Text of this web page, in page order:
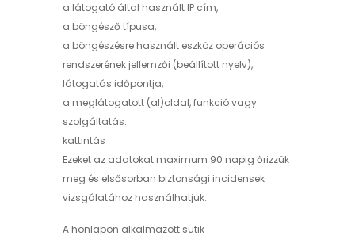
a látogató által használt IP cím,
a böngésző típusa,
a böngészésre használt eszköz operációs
rendszerének jellemzői (beállított nyelv),
látogatás időpontja,
a meglátogatott (al)oldal, funkció vagy
szolgáltatás.
kattintás
Ezeket az adatokat maximum 90 napig őrizzük
meg és elsősorban biztonsági incidensek
vizsgálatához használhatjuk.
A honlapon alkalmazott sütik